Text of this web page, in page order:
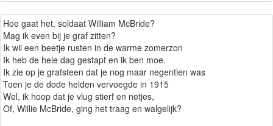
Hoe gaat het, soldaat William McBride?
Mag ik even bij je graf zitten?
Ik wil een beetje rusten in de warme zomerzon
Ik heb de hele dag gestapt en ik ben moe.
Ik zie op je grafsteen dat je nog maar negentien was
Toen je de dode helden vervoegde in 1915
Wel, ik hoop dat je vlug stierf en netjes,
Of, Willie McBride, ging het traag en walgelijk?